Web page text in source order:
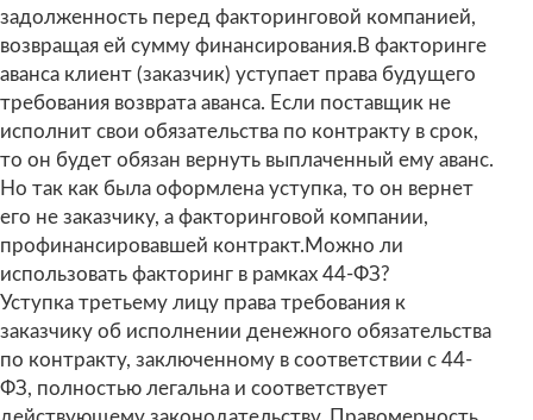
задолженность перед факторинговой компанией,
возвращая ей сумму финансирования.В факторинге
аванса клиент (заказчик) уступает права будущего
требования возврата аванса. Если поставщик не
исполнит свои обязательства по контракту в срок,
то он будет обязан вернуть выплаченный ему аванс.
Но так как была оформлена уступка, то он вернет
его не заказчику, а факторинговой компании,
профинансировавшей контракт.Можно ли
использовать факторинг в рамках 44-ФЗ?
Уступка третьему лицу права требования к
заказчику об исполнении денежного обязательства
по контракту, заключенному в соответствии с 44-
ФЗ, полностью легальна и соответствует